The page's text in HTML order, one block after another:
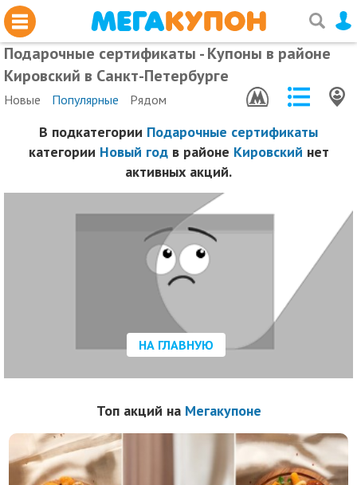
Подарочные сертификаты - Купоны в районе
Кировский в Санкт-Петербурге
Новые Популярные Рядом
В подкатегории Подарочные сертификаты
категории Новый годв районе Кировский нет
активных акций.
НА ГЛАВНУЮ
Топ акций на Мегакупоне